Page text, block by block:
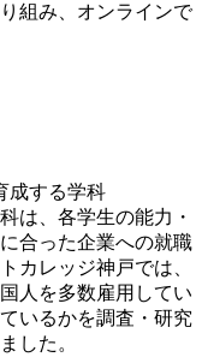
組み、オンラインで
成する学科
は、各学生の能力・
合った企業への就職
カレッジ神戸では、
人を多数雇用してい
いるかを調査・研究
した。